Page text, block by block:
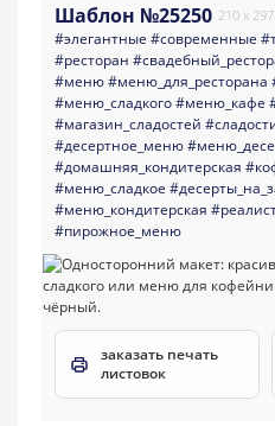
Шаблон №25250 210 x 297
#элегантные #современные
#ресторан
#меню#меню_для_ресторана
#меню_сладкого#меню_кафе
#магазин_сладостей
#десертное_меню
#домашняя_кондитерская
#меню_сладкое
#меню_кондитерская
#пирожное_меню
заказать печать
листовок